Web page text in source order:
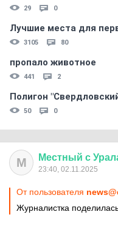
29 0
Лучшие места для
3105 80
пропало животное
441 2
Полигон
50 0
М Местный с
23:40, 02.11.2025
От пользователя
Журналистка